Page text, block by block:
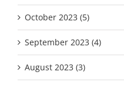
October 2023 (5)
September 2023 (4)
August 2023 (3)